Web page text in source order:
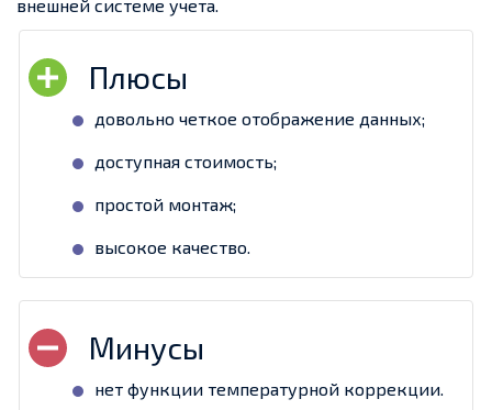
внешней системе учета.
довольно четкое отображение данных;
доступная стоимость;
простой монтаж;
высокое качество.
нет функции температурной коррекции.